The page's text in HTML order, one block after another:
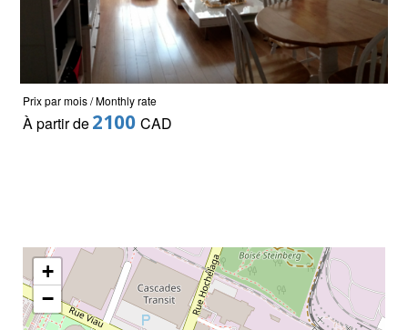
Prix par mois / Monthly rate
À partir de2100 CAD
+
−